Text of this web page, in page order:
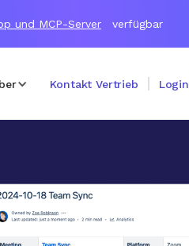
und MCP-Server verfügbar
Kontakt Vertrieb Login